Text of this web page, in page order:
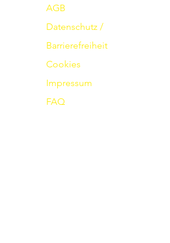
AGB
Datenschutz /
Barrierefreiheit
Cookies
Impressum
FAQ